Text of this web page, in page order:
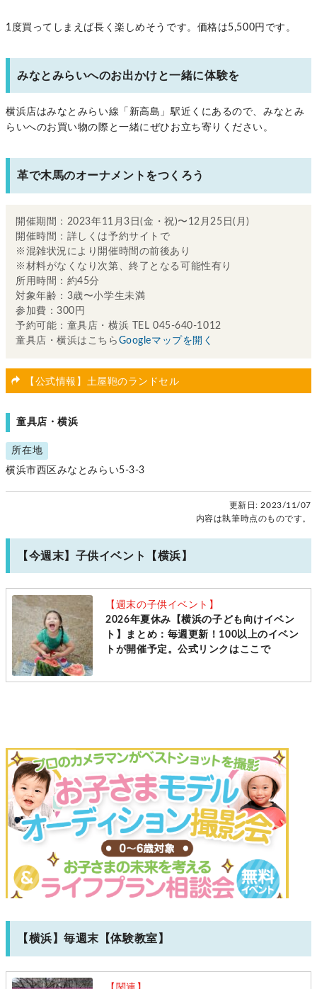
1度買ってしまえば長く楽しめそうです。価格は5,500円です。
みなとみらいへのお出かけと一緒に体験を
横浜店はみなとみらい線「新高島」駅近くにあるので、みなとみ
らいへのお買い物の際と一緒にぜひお立ち寄りください。
革で木馬のオーナメントをつくろう
開催期間：2023年11月3日(金・祝)〜12月25日(月)
開催時間：詳しくは予約サイトで
※混雑状況により開催時間の前後あり
※材料がなくなり次第、終了となる可能性有り
所用時間：約45分
対象年齢：3歳〜小学生未満
参加費：300円
予約可能：童具店・横浜 TEL 045-640-1012
童具店・横浜はこちら Googleマップを開く
【公式情報】土屋鞄のランドセル
童具店・横浜
所在地
横浜市西区みなとみらい5-3-3
更新日: 2023/11/07
内容は執筆時点のものです。
【今週末】子供イベント【横浜】
【週末の子供イベント】
2026年夏休み【横浜の子ども向けイベン
ト】まとめ：毎週更新！100以上のイベン
トが開催予定。公式リンクはここで
【横浜】毎週末【体験教室】
【関連】